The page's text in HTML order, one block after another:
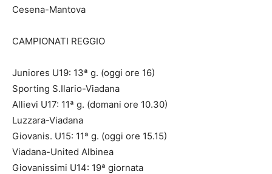
Cesena-Mantova
CAMPIONATI REGGIO
Juniores U19: 13ª g. (oggi ore 16)
Sporting S.Ilario-Viadana
Allievi U17: 11ª g. (domani ore 10.30)
Luzzara-Viadana
Giovanis. U15: 11ª g. (oggi ore 15.15)
Viadana-United Albinea
Giovanissimi U14: 19ª giornata